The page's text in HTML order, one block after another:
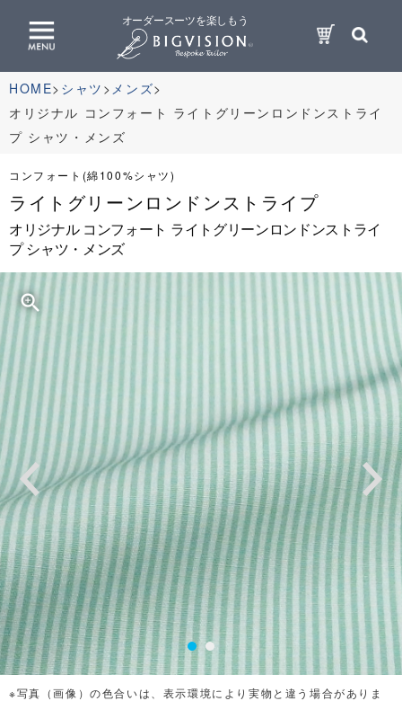
オーダースーツを楽しもう
HOME シャツ
メンズ
オリジナル コンフォート ライトグリーンロンドンストライ
プ シャツ・メンズ
コンフォート(綿100%シャツ)
ライトグリーンロンドンストライプ
オリジナル コンフォート ライトグリーンロンドンストライ
プ シャツ・メンズ
zoom_in
※写真（画像）の色合いは、表示環境により実物と違う場合がありま